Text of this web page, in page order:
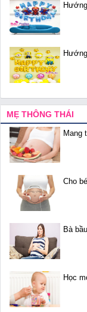
MẸ THÔNG THÁI
Mang
Cho
Bà
Học